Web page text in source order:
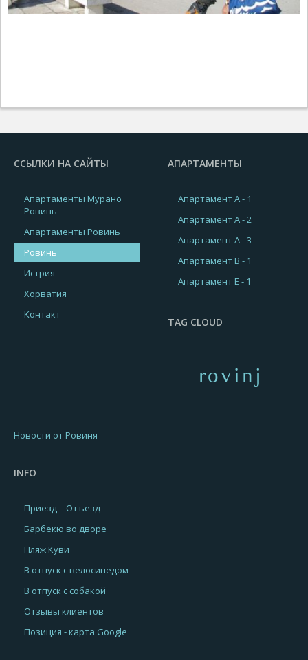
ССЫЛКИ НА САЙТЫ
Апартаменты Мурано
Ровинь
Апартаменты Ровинь
Ровинь
Истрия
Хорватия
Kонтакт
АПАРТАМЕНТЫ
Апартамент A - 1
Апартамент A - 2
Апартамент A - 3
Апартамент B - 1
Апартамент E - 1
TAG CLOUD
rovinj
Новости от Ровиня
INFO
Приезд – Отъезд
Барбекю во дворе
Пляж Куви
В отпуск с велосипедом
В отпуск с собакой
Отзывы клиентов
Позиция - карта Google